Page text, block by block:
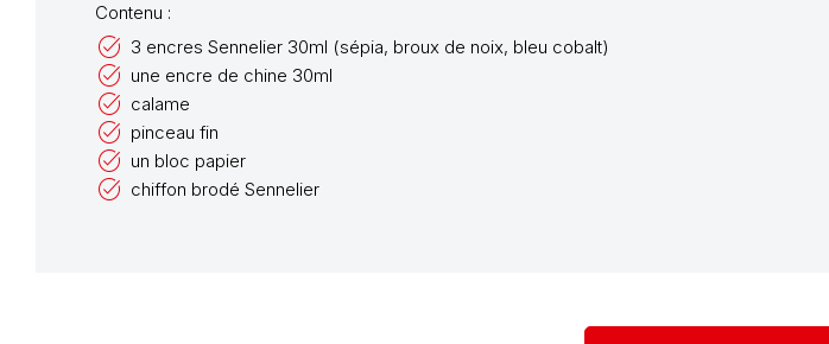
Contenu :
3 encres Sennelier 30ml (sépia, broux de noix, bleu cobalt)
une encre de chine 30ml
calame
pinceau fin
un bloc papier
chiffon brodé Sennelier